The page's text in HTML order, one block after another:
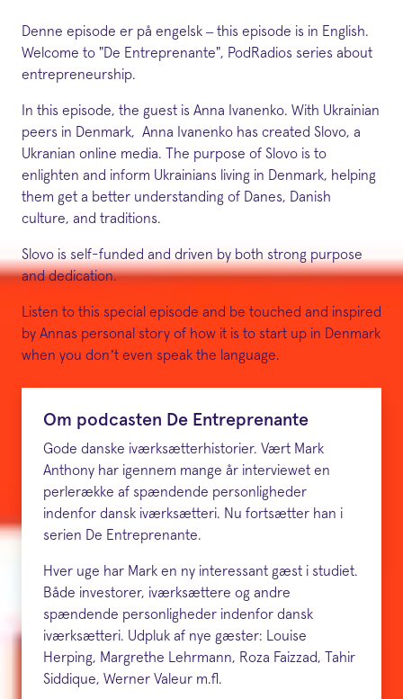
Denne episode er på engelsk – this episode is in English.
Welcome to "De Entreprenante", PodRadios series about
entrepreneurship.
In this episode, the guest is Anna Ivanenko. With Ukrainian
peers in Denmark, Anna Ivanenko has created Slovo, a
Ukranian online media. The purpose of Slovo is to
enlighten and inform Ukrainians living in Denmark, helping
them get a better understanding of Danes, Danish
culture, and traditions.
Slovo is self-funded and driven by both strong purpose
and dedication.
Listen to this special episode and be touched and inspired
by Annas personal story of how it is to start up in Denmark
when you don’t even speak the language.
Om podcasten De Entreprenante
Gode danske iværksætterhistorier. Vært Mark
Anthony har igennem mange år interviewet en
perlerække af spændende personligheder
indenfor dansk iværksætteri. Nu fortsætter han i
serien De Entreprenante.
Hver uge har Mark en ny interessant gæst i studiet.
Både investorer, iværksættere og andre
spændende personligheder indenfor dansk
iværksætteri. Udpluk af nye gæster: Louise
Herping, Margrethe Lehrmann, Roza Faizzad, Tahir
Siddique, Werner Valeur m.fl.